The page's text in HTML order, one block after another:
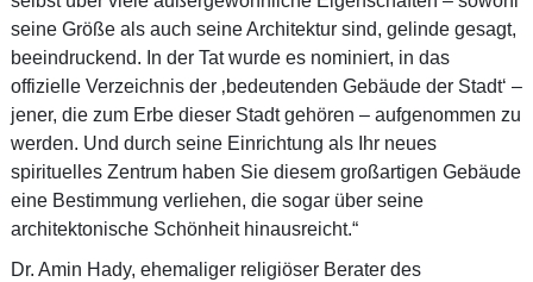
seine Größe als auch seine Architektur sind, gelinde gesagt,
beeindruckend. In der Tat wurde es nominiert, in das
offizielle Verzeichnis der ‚bedeutenden Gebäude der Stadt‘ –
jener, die zum Erbe dieser Stadt gehören – aufgenommen zu
werden. Und durch seine Einrichtung als Ihr neues
spirituelles Zentrum haben Sie diesem großartigen Gebäude
eine Bestimmung verliehen, die sogar über seine
architektonische Schönheit hinausreicht.“
Dr. Amin Hady, ehemaliger religiöser Berater des